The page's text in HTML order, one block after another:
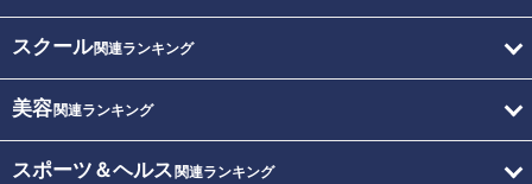
スクール関連ランキング
美容関連ランキング
スポーツ＆ヘルス 関連ランキング